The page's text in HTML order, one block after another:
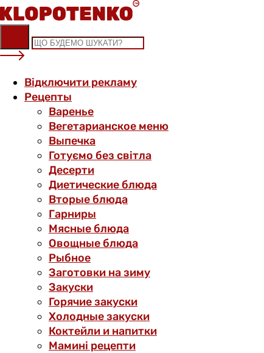
Skip
to
content
Відключити рекламу
Рецепты
Варенье
Вегетарианское меню
Выпечка
Готуємо без світла
Десерти
Диетические блюда
Вторые блюда
Гарниры
Мясные блюда
Овощные блюда
Рыбное
Заготовки на зиму
Закуски
Горячие закуски
Холодные закуски
Коктейли и напитки
Мамині рецепти